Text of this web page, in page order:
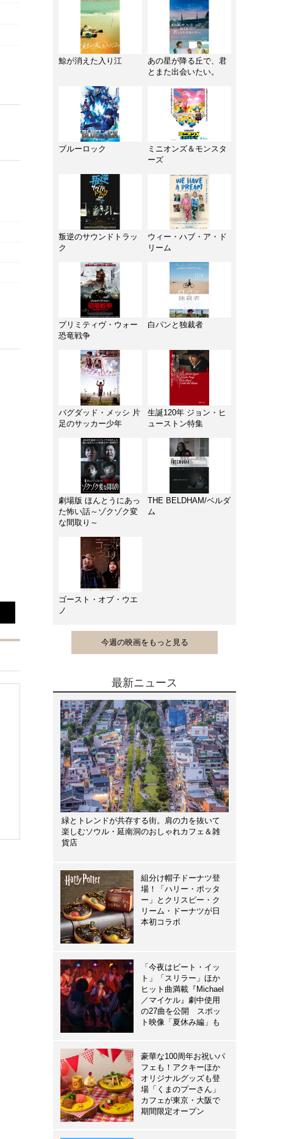
鯨が消えた入り江
あの星が降る丘で、君
とまた出会いたい。
ブルーロック
ミニオンズ＆モンスタ
ーズ
叛逆のサウンドトラッ
ク
ウィー・ハブ・ア・ド
リーム
プリミティヴ・ウォー
恐竜戦争
白パンと独裁者
バグダッド・メッシ 片
足のサッカー少年
生誕120年 ジョン・ヒ
ューストン特集
劇場版 ほんとうにあっ
た怖い話～ゾクゾク変
な間取り～
THE BELDHAM/ベルダ
ム
ゴースト・オブ・ウエ
ノ
今週の映画をもっと見る
最新ニュース
緑とトレンドが共存する街。肩の力を抜いて
楽しむソウル・延南洞のおしゃれカフェ＆雑
貨店
組分け帽子ドーナツ登
場！「ハリー・ポッタ
ー」とクリスピー・ク
リーム・ドーナツが日
本初コラボ
「今夜はビート・イッ
ト」「スリラー」ほか
ヒット曲満載『Michael
／マイケル』劇中使用
の27曲を公開 スポッ
ト映像「夏休み編」も
豪華な100周年お祝いパ
フェも！アクキーほか
オリジナルグッズも登
場「くまのプーさん」
カフェが東京・大阪で
期間限定オープン